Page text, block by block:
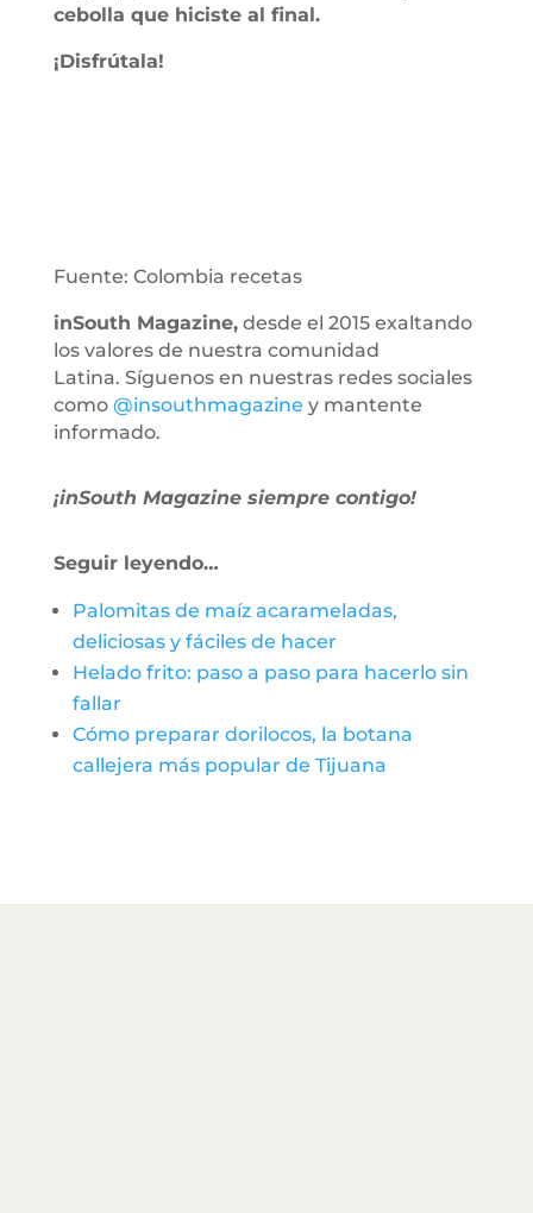
cebolla que hiciste al final.
¡Disfrútala!
Fuente: Colombia recetas
inSouth Magazine,desde el 2015 exaltando
los valores de nuestra comunidad
Latina. Síguenos en nuestras redes sociales
como @insouthmagazine y mantente
informado.
¡inSouth Magazine siempre contigo!
Seguir leyendo…
Palomitas de maíz acarameladas,
deliciosas y fáciles de hacer
Helado frito: paso a paso para hacerlo sin
fallar
Cómo preparar dorilocos, la botana
callejera más popular de Tijuana